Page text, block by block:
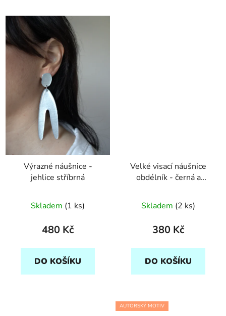
Výrazné náušnice -
jehlice stříbrná
Skladem (1 ks)
480 Kč
DO KOŠÍKU
Velké visací náušnice
obdélník - černá a
Skladem (2 ks)
380 Kč
DO KOŠÍKU
AUTORSKÝ MOTIV